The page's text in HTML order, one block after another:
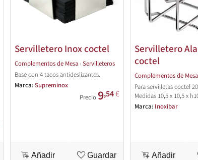
Servilletero Inox coctel
Complementos de Mesa ›Servilleteros
Base con 4 tacos antideslizantes.
Marca:Supreminox
Precio 9,54€
Añadir Guardar
Servilletero
coctel
Complementos de Mesa
Para servilletas coctel
Medidas 10,5 x 10,5 x
Marca: Inoxibar
Añadir